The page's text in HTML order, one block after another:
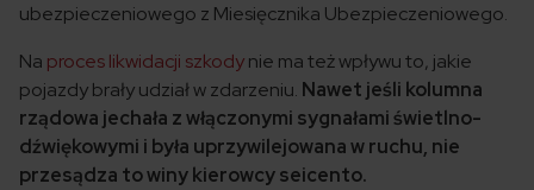
ubezpieczeniowego z Miesięcznika Ubezpieczeniowego.
Na proces likwidacji szkodynie ma też wpływu to, jakie
pojazdy brały udział w zdarzeniu. Nawet jeśli kolumna
rządowa jechała z włączonymi sygnałami świetlno-
dźwiękowymi i była uprzywilejowana w ruchu, nie
przesądza to winy kierowcy seicento.